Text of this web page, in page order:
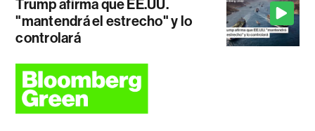
Trump afirma que EE.UU.
"mantendrá el estrecho" y lo
controlará